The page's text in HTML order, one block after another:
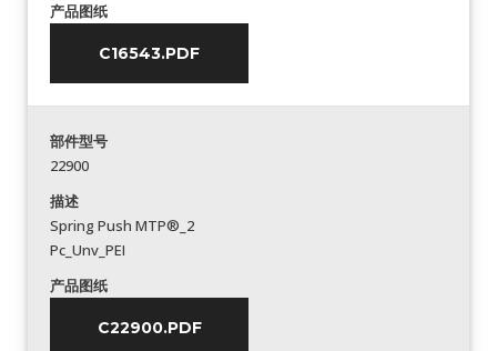
产品图纸
C16543.PDF
部件型号
22900
描述
Spring Push MTP®_2
Pc_Unv_PEI
产品图纸
C22900.PDF